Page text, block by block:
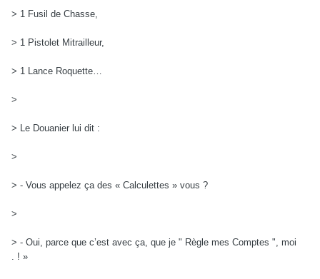
> 1 Fusil de Chasse,
> 1 Pistolet Mitrailleur,
> 1 Lance Roquette…
>
> Le Douanier lui dit :
>
> - Vous appelez ça des « Calculettes » vous ?
>
> - Oui, parce que c’est avec ça, que je " Règle mes Comptes ", moi
. ! »